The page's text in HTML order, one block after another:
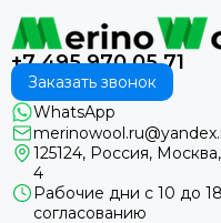
+7 495 970 05 71
Заказать звонок
WhatsApp
125124, Россия,
4
Рабочие дни с 10 до
согласованию